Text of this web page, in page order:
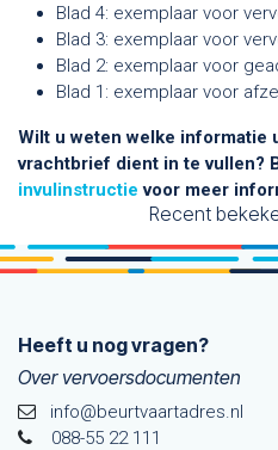
Blad 4: exemplaar voor
Blad 3: exemplaar voor
Blad 2: exemplaar voor
Blad 1: exemplaar voor
Wilt u weten welke informatie
vrachtbrief dient in te vullen?
invulinstructievoor meer
Recent
Heeft u nog vragen?
Over vervoersdocumenten
info@beurtvaartadres.nl
088-55 22 111